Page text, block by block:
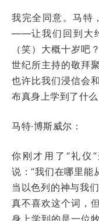
我完全同意。马特
——让我们回到大
（笑）大概十岁吧
世纪所主持的敬拜
也许比我们浸信会
布真身上学到了什么
马特·博斯威尔：
你刚才用了“礼仪
说：“我们在哪里能
当以色列的神与我
真不喜欢这个词，
身上学到的是一位